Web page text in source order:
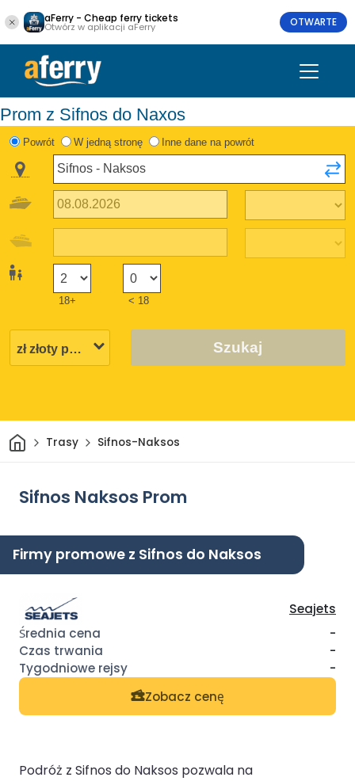
aFerry - Cheap ferry tickets
Otwórz w aplikacji aFerry OTWARTE
Prom z Sifnos do Naxos
Powrót W jedną stronę Inne dane na powrót
18+ < 18
Szukaj
DomTrasy Sifnos-Naksos
Sifnos Naksos Prom
Firmy promowe z Sifnos do Naksos
Seajets
-
-
-
Zobacz cenę
Podróż z Sifnos do Naksos pozwala na